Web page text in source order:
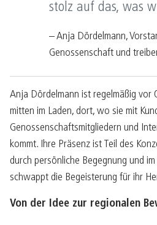
stolz auf das, was
– Anja Dördelmann,
Genossenschaft und
Anja Dördelmann ist regelmäßig vor
mitten im Laden, dort, wo sie mit
Genossenschaftsmitgliedern und
kommt. Ihre Präsenz ist Teil des
durch persönliche Begegnung und
schwappt die Begeisterung für ihr
Von der Idee zur regionalen